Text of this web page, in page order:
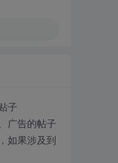
子
广告的帖子
如果涉及到